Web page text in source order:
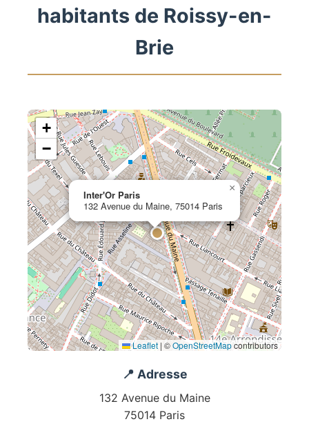
habitants de Roissy-en-
Brie
Inter'Or Paris
132 Avenue du Maine, 75014 Paris
×
+
−
Leaflet | ©OpenStreetMapcontributors
📍 Adresse
132 Avenue du Maine
75014 Paris